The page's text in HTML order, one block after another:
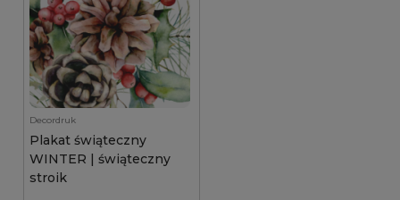
Decordruk
Plakat świąteczny
WINTER | świąteczny
stroik